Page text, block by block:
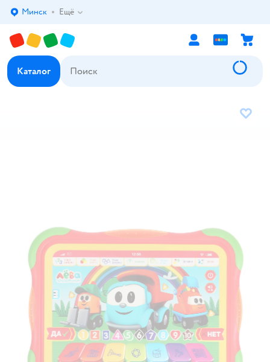
Выбор адреса доставки.
Минск Ещё
Каталог
В